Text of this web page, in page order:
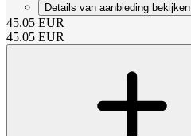
Details van aanbieding bekijken
45.05 EUR
45.05 EUR